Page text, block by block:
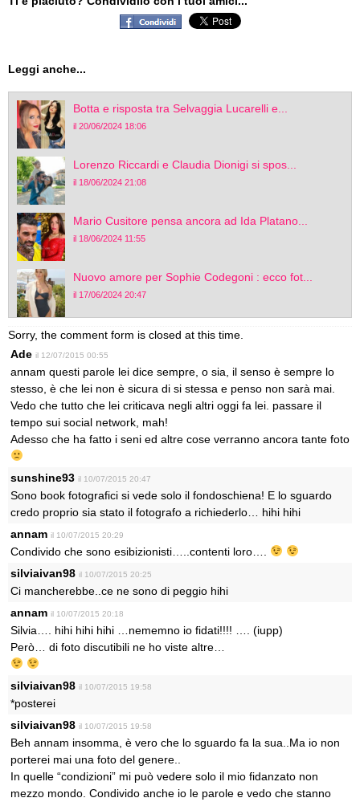
Leggi anche...
Botta e risposta tra Selvaggia Lucarelli e...
il 20/06/2024 18:06
Lorenzo Riccardi e Claudia Dionigi si spos...
il 18/06/2024 21:08
Mario Cusitore pensa ancora ad Ida Platano...
il 18/06/2024 11:55
Nuovo amore per Sophie Codegoni : ecco fot...
il 17/06/2024 20:47
Sorry, the comment form is closed at this time.
Ade il 12/07/2015 00:55
annam questi parole lei dice sempre, o sia, il senso è sempre lo
stesso, è che lei non è sicura di si stessa e penso non sarà mai.
Vedo che tutto che lei criticava negli altri oggi fa lei. passare il
tempo sui social network, mah!
Adesso che ha fatto i seni ed altre cose verranno ancora tante foto
sunshine93 il 10/07/2015 20:47
Sono book fotografici si vede solo il fondoschiena! E lo sguardo
credo proprio sia stato il fotografo a richiederlo… hihi hihi
annam il 10/07/2015 20:29
Condivido che sono esibizionisti…..contenti loro….
silviaivan98 il 10/07/2015 20:25
Ci mancherebbe..ce ne sono di peggio hihi
annam il 10/07/2015 20:18
Silvia…. hihi hihi hihi …nememno io fidati!!!! …. (iupp)
Però… di foto discutibili ne ho viste altre…
silviaivan98 il 10/07/2015 19:58
*posterei
silviaivan98 il 10/07/2015 19:58
Beh annam insomma, è vero che lo sguardo fa la sua..Ma io non
porterei mai una foto del genere..
In quelle “condizioni” mi può vedere solo il mio fidanzato non
mezzo mondo. Condivido anche io le parole e vedo che stanno